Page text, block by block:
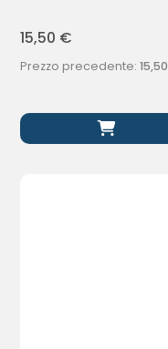
15,50 €
Prezzo precedente:15,50